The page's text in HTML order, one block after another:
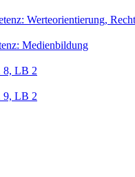
Werteorientierung,
Medienbildung
8, LB 2
9, LB 2